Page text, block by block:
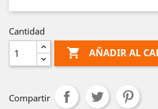
Cantidad
 AÑADIR AL
Compartir